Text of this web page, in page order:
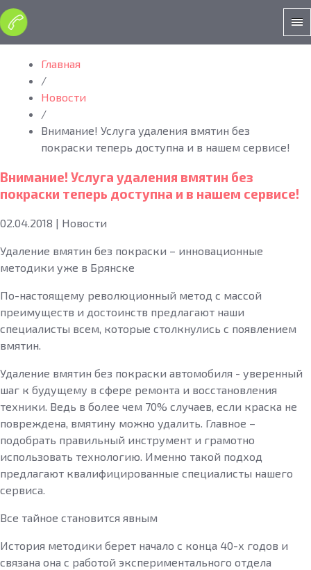
Главная
/
Новости
/
Внимание! Услуга удаления вмятин без
покраски теперь доступна и в нашем сервисе!
Внимание! Услуга удаления вмятин без
покраски теперь доступна и в нашем сервисе!
02.04.2018 | Новости
Удаление вмятин без покраски – инновационные
методики уже в Брянске
По-настоящему революционный метод с массой
преимуществ и достоинств предлагают наши
специалисты всем, которые столкнулись с появлением
вмятин.
Удаление вмятин без покраски автомобиля - уверенный
шаг к будущему в сфере ремонта и восстановления
техники. Ведь в более чем 70% случаев, если краска не
повреждена, вмятину можно удалить. Главное –
подобрать правильный инструмент и грамотно
использовать технологию. Именно такой подход
предлагают квалифицированные специалисты нашего
сервиса.
Все тайное становится явным
История методики берет начало с конца 40-х годов и
связана она с работой экспериментального отдела